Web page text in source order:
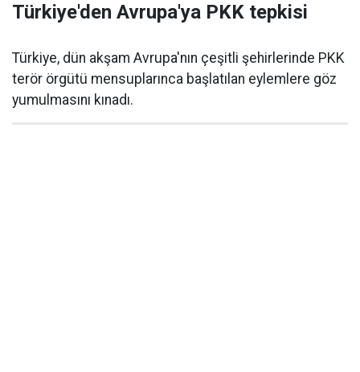
Türkiye'den Avrupa'ya PKK tepkisi
Türkiye, dün akşam Avrupa'nın çeşitli şehirlerinde PKK
terör örgütü mensuplarınca başlatılan eylemlere göz
yumulmasını kınadı.